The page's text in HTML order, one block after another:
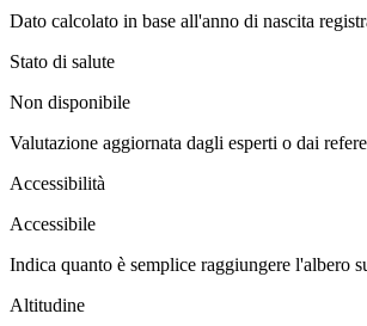
Dato calcolato in base all'anno di nascita
Stato di salute
Non disponibile
Valutazione aggiornata dagli esperti o dai
Accessibilità
Accessibile
Indica quanto è semplice raggiungere l'albero
Altitudine